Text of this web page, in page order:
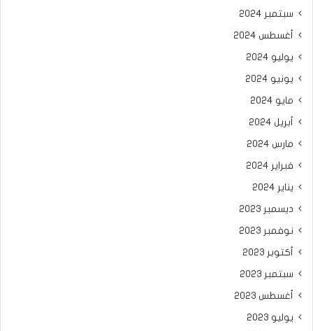
سبتمبر 2024
أغسطس 2024
يوليو 2024
يونيو 2024
مايو 2024
أبريل 2024
مارس 2024
فبراير 2024
يناير 2024
ديسمبر 2023
نوفمبر 2023
أكتوبر 2023
سبتمبر 2023
أغسطس 2023
يوليو 2023